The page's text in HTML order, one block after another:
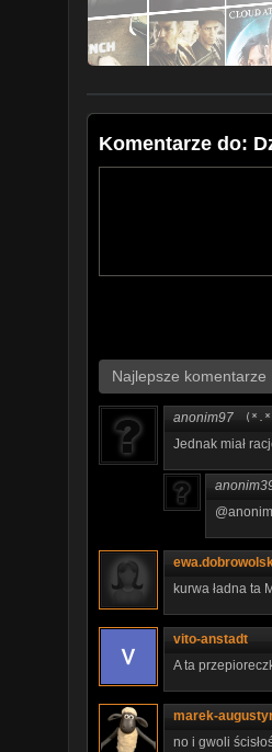
Komentarze do:
Najlepsze komentarze
anonim97
Jednak miał
kurwa ładna ta
vito-anstadt
A ta
marek-
no i gwoli